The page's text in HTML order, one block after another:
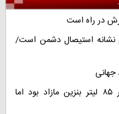
در راه است
نشانه استیصال دشمن است/
جهانی
نماینده مجلس: استاندار هرمزگان پیگیر ۸۵ لیتر بنزین مازاد بود اما